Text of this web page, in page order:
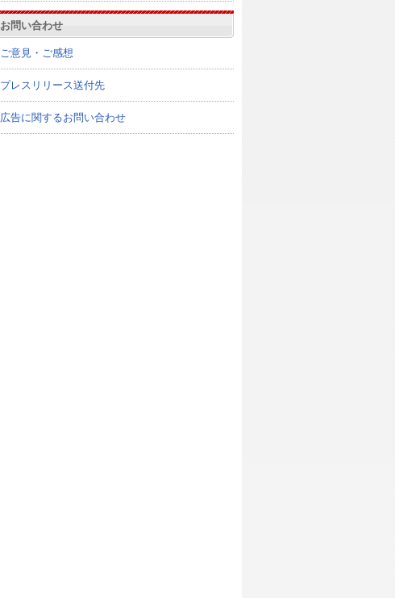
お問い合わせ
ご意見・ご感想
プレスリリース送付先
広告に関するお問い合わせ